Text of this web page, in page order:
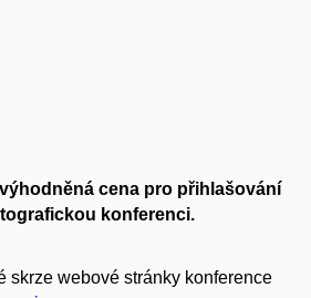
cena pro přihlašování
konferenci.
skrze webové stránky konference